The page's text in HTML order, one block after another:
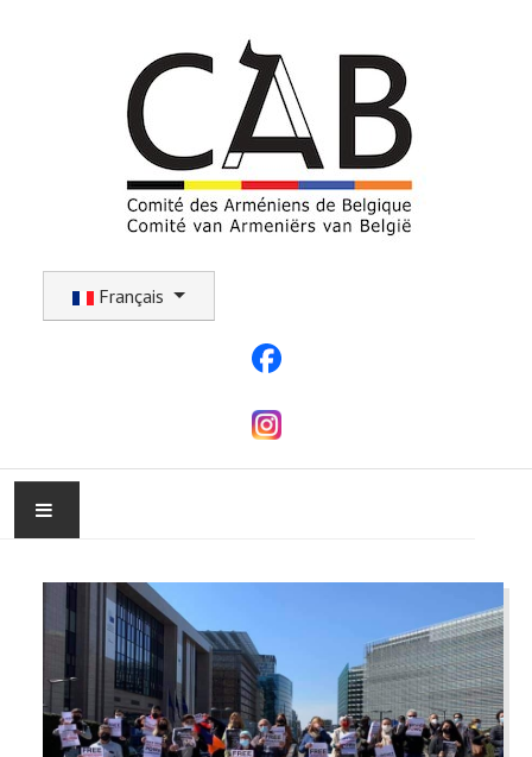
Français
ACTUALITÉ
COMMUNAUTÉ
EVÉNEMENTS